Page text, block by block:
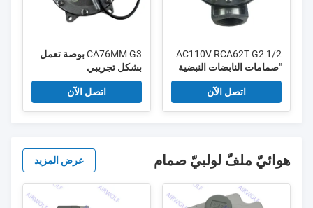
AC110V RCA62T G2 1/2
"صمامات النابضات النبضية
لجمع الغبار
اتصل الآن
CA76MM G3 بوصة تعمل
بشكل تجريبي
FLY/AIRWOLF Dust
Collector Valves
اتصل الآن
هوائيّ ملفّ لولبيّ صمام عرض المزيد